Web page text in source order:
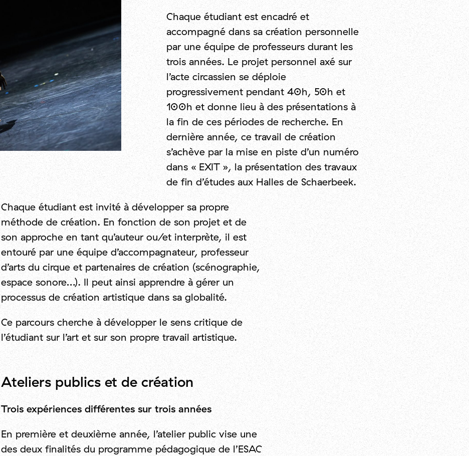
Chaque étudiant est encadré et
accompagné dans sa création personnelle
par une équipe de professeurs durant les
trois années. Le projet personnel axé sur
l’acte circassien se déploie
progressivement pendant 40h, 50h et
100h et donne lieu à des présentations à
la fin de ces périodes de recherche. En
dernière année, ce travail de création
s’achève par la mise en piste d’un numéro
dans « EXIT », la présentation des travaux
de fin d’études aux Halles de Schaerbeek.
Chaque étudiant est invité à développer sa propre
méthode de création. En fonction de son projet et de
son approche en tant qu’auteur ou/et interprète, il est
entouré par une équipe d’accompagnateur, professeur
d’arts du cirque et partenaires de création (scénographie,
espace sonore…). Il peut ainsi apprendre à gérer un
processus de création artistique dans sa globalité.
Ce parcours cherche à développer le sens critique de
l’étudiant sur l’art et sur son propre travail artistique.
Ateliers publics et de création
Trois expériences différentes sur trois années
En première et deuxième année, l’atelier public vise une
des deux finalités du programme pédagogique de l’ESAC